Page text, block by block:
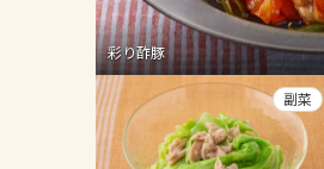
彩り酢豚
副菜